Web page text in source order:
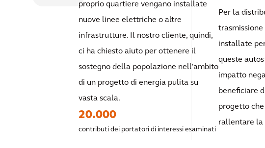
proprio quartiere vengano installate
nuove linee elettriche o altre
infrastrutture. Il nostro cliente, quindi,
ci ha chiesto aiuto per ottenere il
sostegno della popolazione nell'ambito
di un progetto di energia pulita su
vasta scala.
20.000
contributi dei portatori di interessi esaminati
Per la
installate
queste
impatto
beneficiare
progetto
rallentare la